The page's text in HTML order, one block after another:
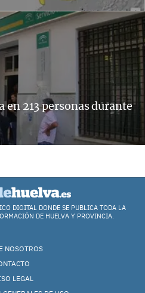
en 213 personas durante
DIGITAL DONDE SE PUBLICA TODA LA
DE HUELVA Y PROVINCIA.
NOSOTROS
LEGAL